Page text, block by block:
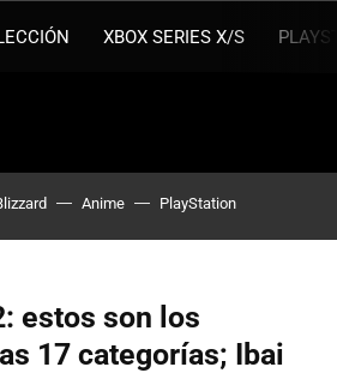
XBOX SERIES X/S
Anime PlayStation
estos son los
17 categorías; Ibai